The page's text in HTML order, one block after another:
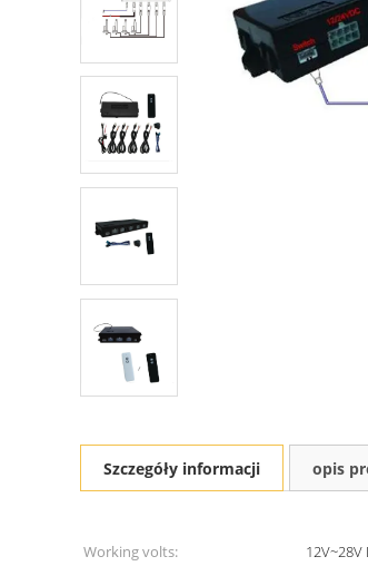
Szczegóły informacji opis
Working volts: 12V~28V